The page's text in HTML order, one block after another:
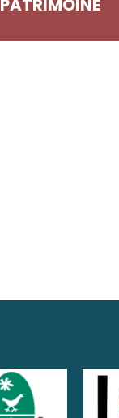
PATRIMOINE